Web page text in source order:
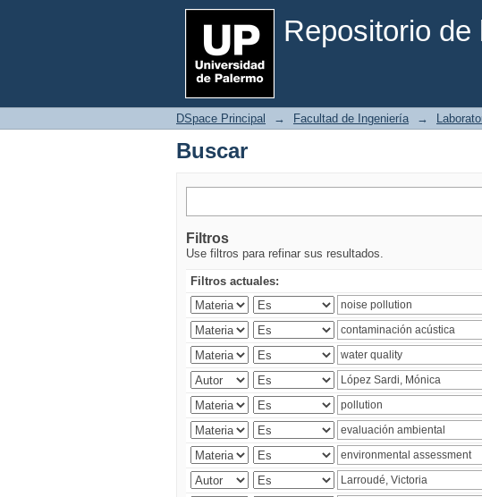
Repositorio
Buscar
DSpace Principal → Facultad de Ingeniería →
Buscar
Filtros
Use filtros para refinar sus resultados.
Filtros actuales: